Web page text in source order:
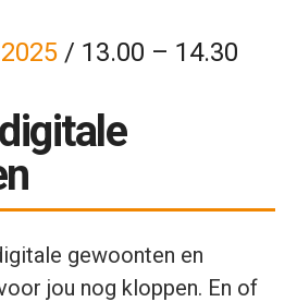
/ 13.00 – 14.30
gewoonten en
jou nog kloppen. En of